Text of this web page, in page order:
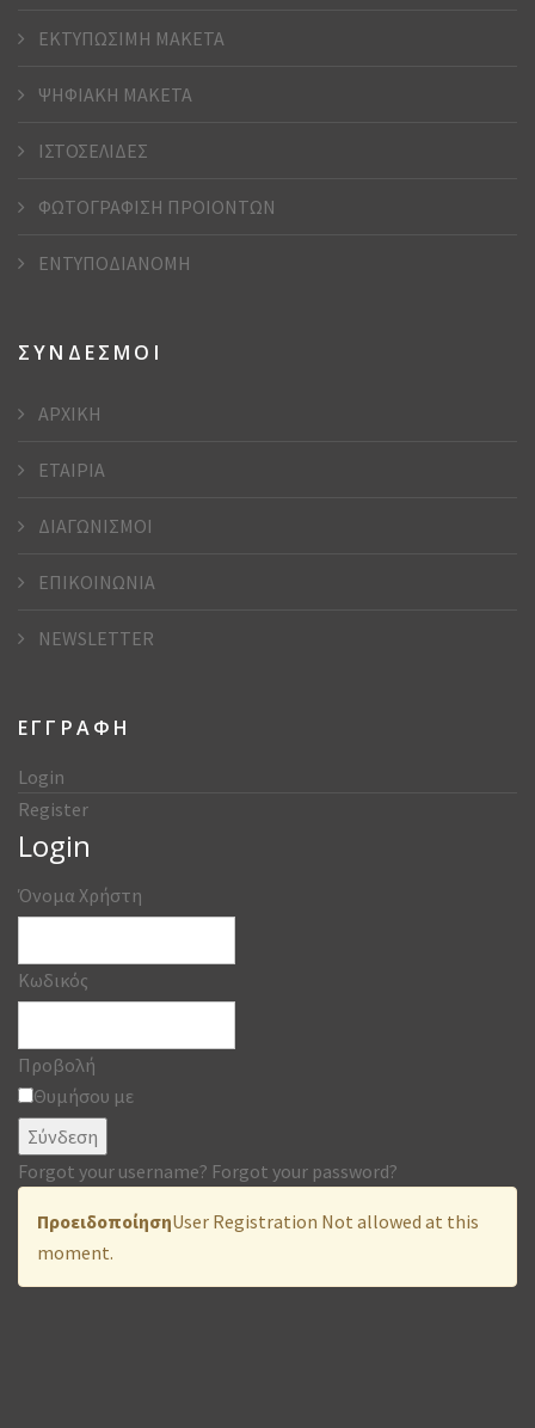
ΕΚΤΥΠΩΣΙΜΗ ΜΑΚΕΤΑ
ΨΗΦΙΑΚΗ ΜΑΚΕΤΑ
ΙΣΤΟΣΕΛΙΔΕΣ
ΦΩΤΟΓΡΑΦΙΣΗ ΠΡΟΙΟΝΤΩΝ
ΕΝΤΥΠΟΔΙΑΝΟΜΗ
ΣΥΝΔΕΣΜΟΙ
ΑΡΧΙΚΗ
ΕΤΑΙΡΙΑ
ΔΙΑΓΩΝΙΣΜΟΙ
ΕΠΙΚΟΙΝΩΝΙΑ
NEWSLETTER
ΕΓΓΡΑΦΗ
Login
Register
Login
Όνομα Χρήστη
Κωδικός
Προβολή
Θυμήσου με
Σύνδεση
Forgot your username? Forgot your password?
ΠροειδοποίησηUser Registration Not allowed at this
moment.